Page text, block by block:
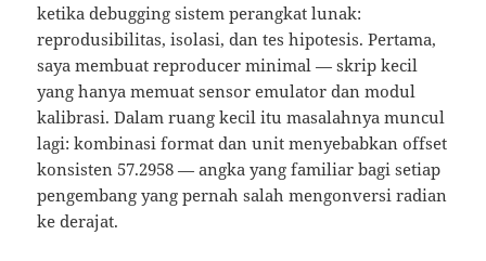
ketika debugging sistem perangkat lunak:
reprodusibilitas, isolasi, dan tes hipotesis. Pertama,
saya membuat reproducer minimal — skrip kecil
yang hanya memuat sensor emulator dan modul
kalibrasi. Dalam ruang kecil itu masalahnya muncul
lagi: kombinasi format dan unit menyebabkan offset
konsisten 57.2958 — angka yang familiar bagi setiap
pengembang yang pernah salah mengonversi radian
ke derajat.